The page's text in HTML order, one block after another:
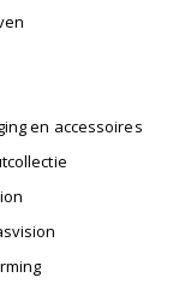
en accessoires